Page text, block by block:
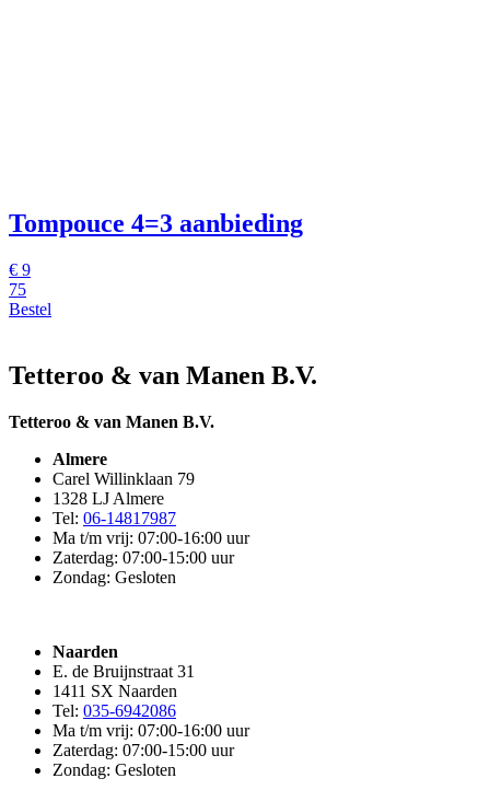
Tompouce 4=3 aanbieding
€ 9
75
Bestel
Tetteroo & van Manen B.V.
Tetteroo & van Manen B.V.
Almere
Carel Willinklaan 79
1328 LJ Almere
Tel: 06-14817987
Ma t/m vrij: 07:00-16:00 uur
Zaterdag: 07:00-15:00 uur
Zondag: Gesloten
Naarden
E. de Bruijnstraat 31
1411 SX Naarden
Tel: 035-6942086
Ma t/m vrij: 07:00-16:00 uur
Zaterdag: 07:00-15:00 uur
Zondag: Gesloten